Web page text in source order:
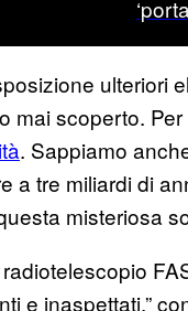
ulteriori
mai scoperto.
. Sappiamo
a tre miliardi di
misteriosa
radiotelescopio
e inaspettati,”